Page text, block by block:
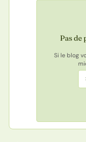
Pas
Si le blog